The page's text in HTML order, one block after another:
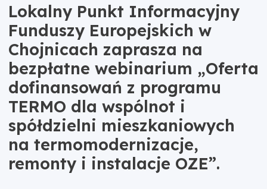
Lokalny Punkt Informacyjny
Funduszy Europejskich w
Chojnicach zaprasza na
bezpłatne webinarium „Oferta
dofinansowań z programu
TERMO dla wspólnot i
spółdzielni mieszkaniowych
na termomodernizacje,
remonty i instalacje OZE”.